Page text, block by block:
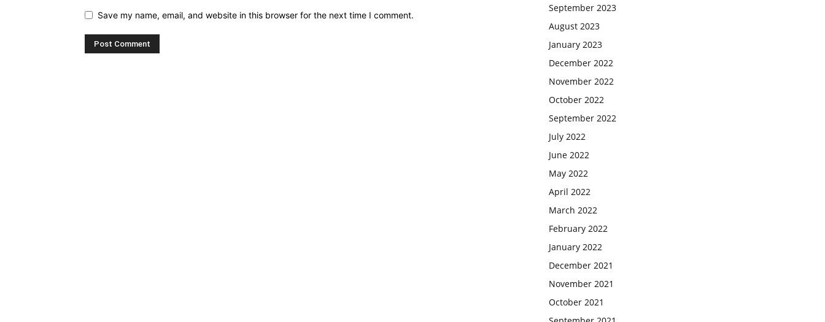
Save my name, email, and website in this browser for the next time I comment.
September 2023
August 2023
January 2023
December 2022
November 2022
October 2022
September 2022
July 2022
June 2022
May 2022
April 2022
March 2022
February 2022
January 2022
December 2021
November 2021
October 2021